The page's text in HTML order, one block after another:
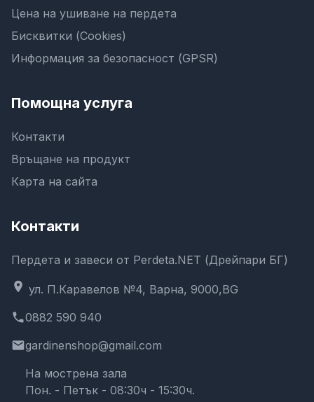
Цена на ушиване на пердета
Бисквитки (Cookies)
Информация за безопасност (GPSR)
Помощна услуга
Контакти
Връщане на продукт
Карта на сайта
Контакти
Пердета и завеси от Perdeta.NET (Дрейпари БГ)
location_on ул. П.Каравелов №4, Варна, 9000,BG
phone0882 590 940
emailgardinenshop@gmail.com
На мострена зала
Пон. - Петък - 08:30ч - 15:30ч.